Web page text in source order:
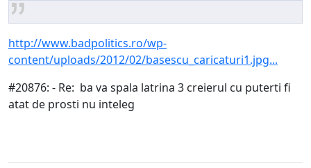
http://www.badpolitics.ro/wp-
content/uploads/2012/02/basescu_caricaturi1.jpg...
#20876: - Re: ba va spala latrina 3 creierul cu puterti fi
atat de prosti nu inteleg